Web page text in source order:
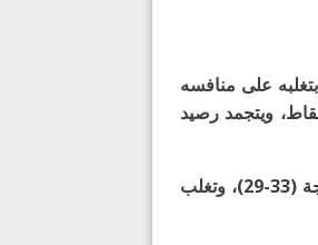
في منافسات بطولة الأمير فيصل بن فهد لأندية الدوري الممتاز لكرة اليد للموسم الرياضي 2022-2023م، بتغلبه على منافسه
بنتيجة (30-25)، في ختام مواجهات الجولة الرابعة عشر التي جرت أمس السبت 26 مارس 2023م، ليرفع الابتسام رصيده إلى 4 نقاط، ويتجمد رصيد
وفي باقي مواجهات الجولة التي أقيمت يوما الجمعة والثلاثاء، انتصر الخليج على الزلفي بنتيجة (21-23)، وحقق مضر الفوز على الأهلي بنتيجة (33-29)، وتغلب